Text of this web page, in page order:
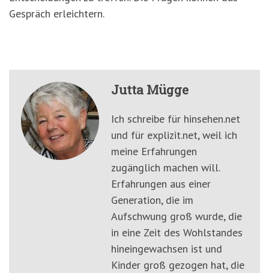
Gespräch erleichtern.
Jutta Mügge
Ich schreibe für hinsehen.net
und für explizit.net, weil ich
meine Erfahrungen
zugänglich machen will.
Erfahrungen aus einer
Generation, die im
Aufschwung groß wurde, die
in eine Zeit des Wohlstandes
hineingewachsen ist und
Kinder groß gezogen hat, die